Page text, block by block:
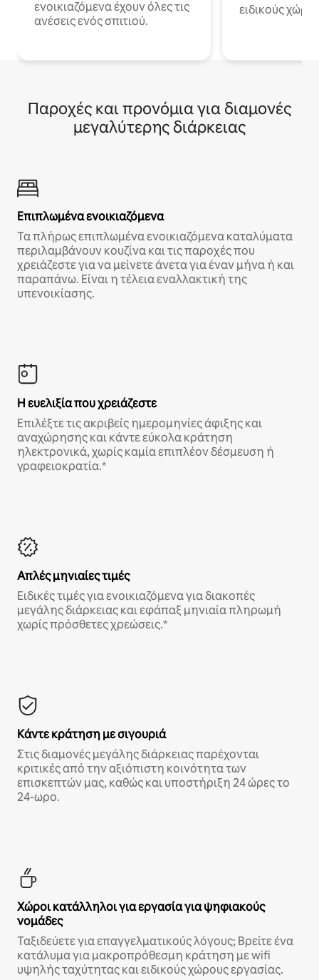
ενοικιαζόμενα έχουν όλες τις
ανέσεις ενός σπιτιού.
ειδικούς
Παροχές και προνόμια για διαμονές
μεγαλύτερης διάρκειας
Επιπλωμένα ενοικιαζόμενα
Τα πλήρως επιπλωμένα ενοικιαζόμενα καταλύματα
περιλαμβάνουν κουζίνα και τις παροχές που
χρειάζεστε για να μείνετε άνετα για έναν μήνα ή και
παραπάνω. Είναι η τέλεια εναλλακτική της
υπενοικίασης.
Η ευελιξία που χρειάζεστε
Επιλέξτε τις ακριβείς ημερομηνίες άφιξης και
αναχώρησης και κάντε εύκολα κράτηση
ηλεκτρονικά, χωρίς καμία επιπλέον δέσμευση ή
γραφειοκρατία.*
Απλές μηνιαίες τιμές
Ειδικές τιμές για ενοικιαζόμενα για διακοπές
μεγάλης διάρκειας και εφάπαξ μηνιαία πληρωμή
χωρίς πρόσθετες χρεώσεις.*
Κάντε κράτηση με σιγουριά
Στις διαμονές μεγάλης διάρκειας παρέχονται
κριτικές από την αξιόπιστη κοινότητα των
επισκεπτών μας, καθώς και υποστήριξη 24 ώρες το
24-ωρο.
Χώροι κατάλληλοι για εργασία για ψηφιακούς
νομάδες
Ταξιδεύετε για επαγγελματικούς λόγους; Βρείτε ένα
κατάλυμα για μακροπρόθεσμη κράτηση με wifi
υψηλής ταχύτητας και ειδικούς χώρους εργασίας.